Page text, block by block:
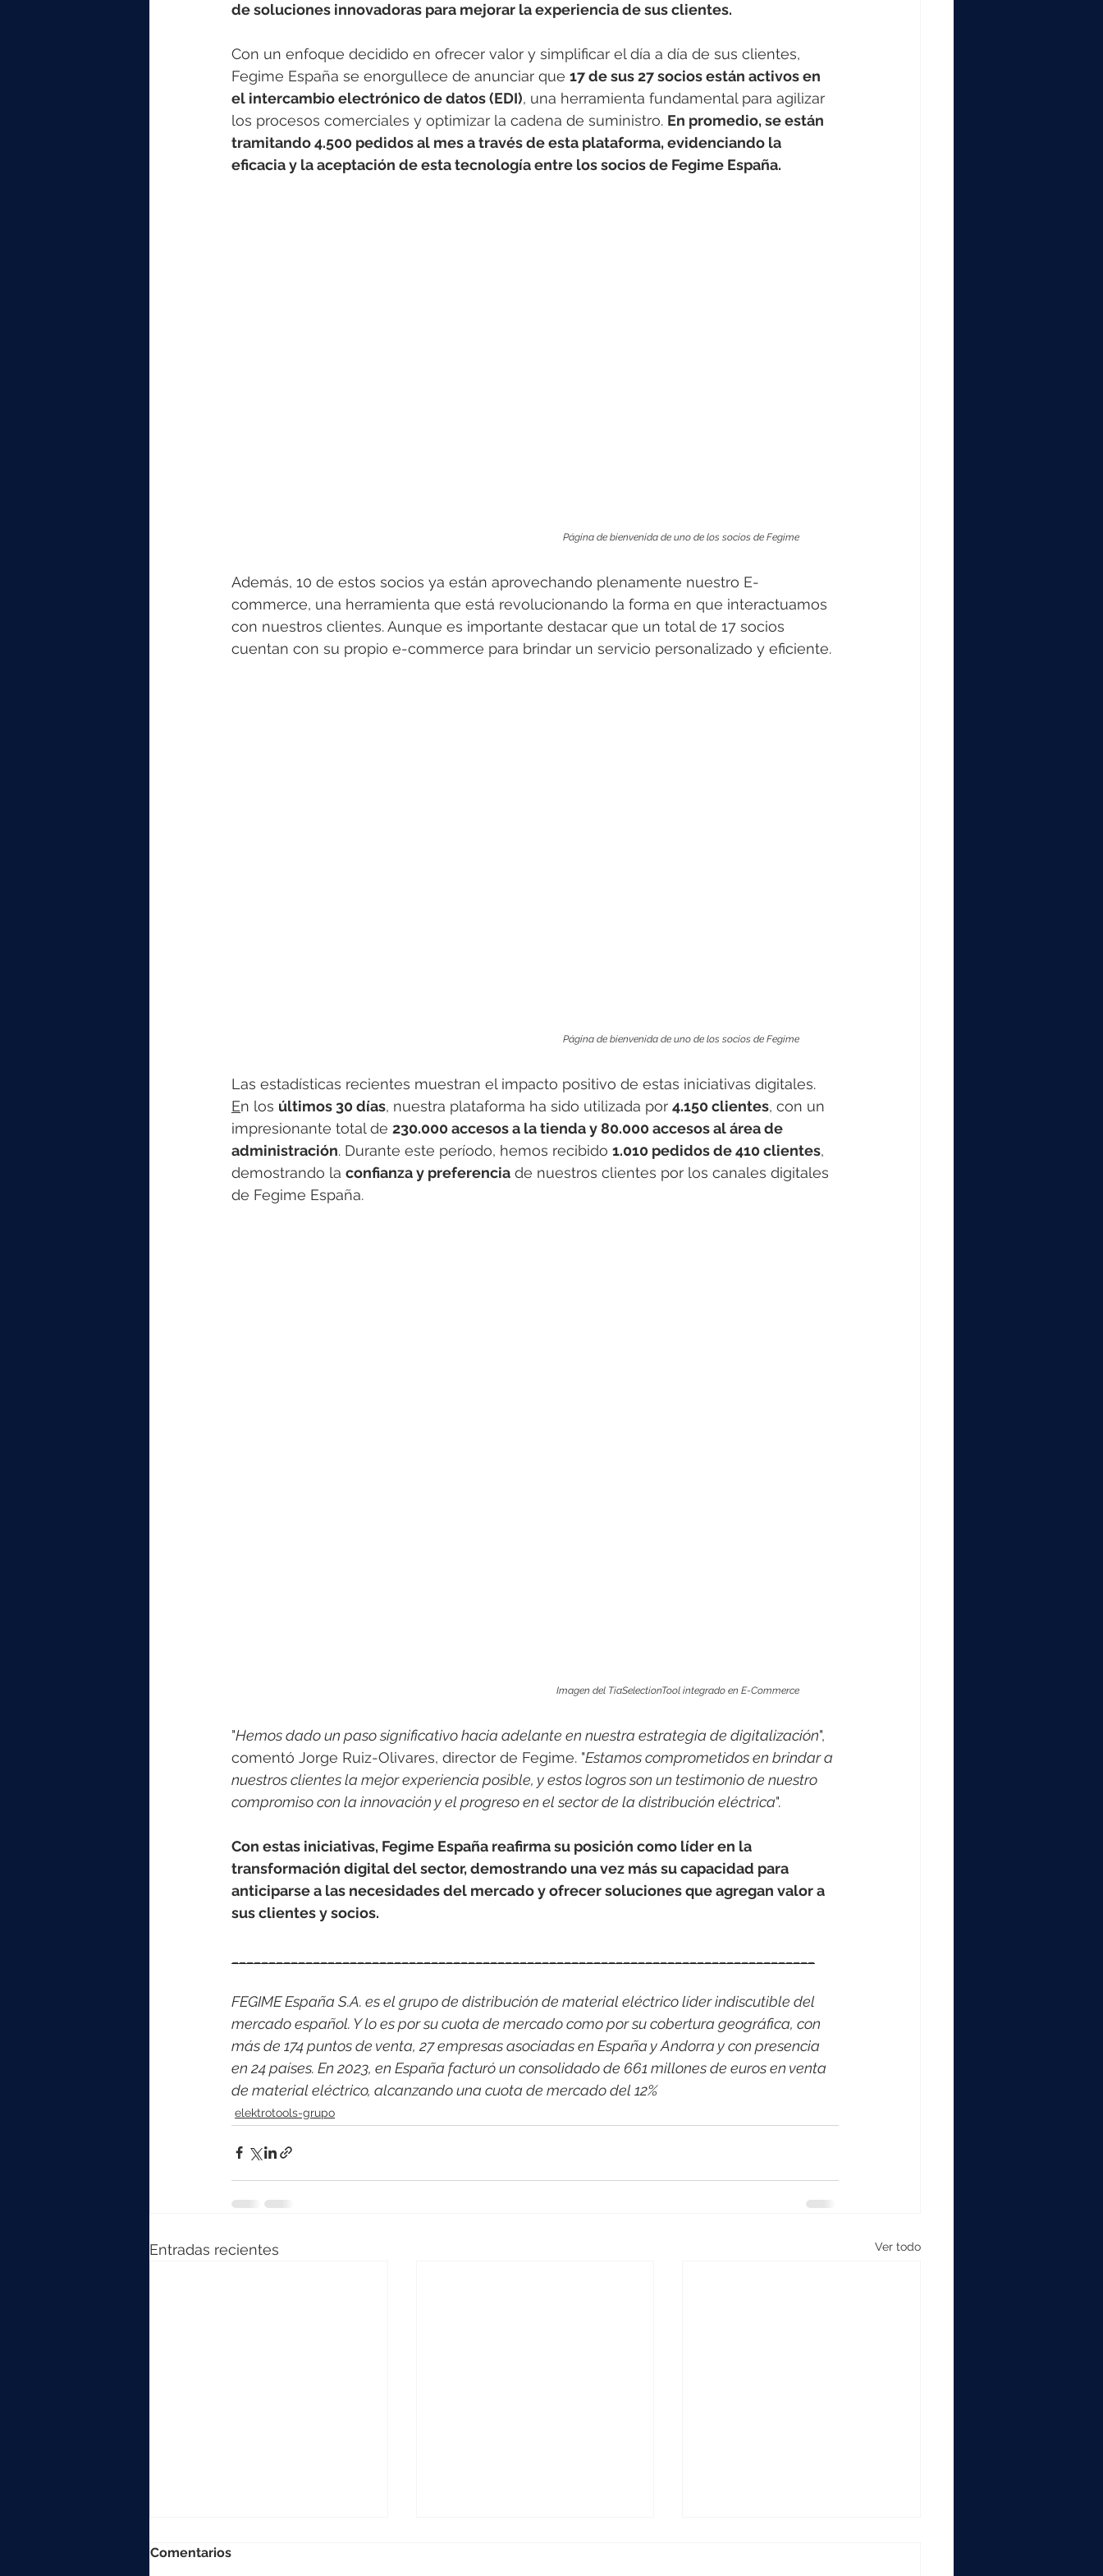
elektrotools-P065000 elektrotools-P040000 elektrotools-P059000 elektrotools-P002000
elektrotools-P045000 elektrotools-P052000 elektrotools-P01961 elektrotools-P064000
de soluciones innovadoras para mejorar la experiencia de sus clientes.
Con un enfoque decidido en ofrecer valor y simplificar el día a día de sus clientes,
Fegime España se enorgullece de anunciar que 17 de sus 27 socios están activos en
el intercambio electrónico de datos (EDI), una herramienta fundamental para agilizar
los procesos comerciales y optimizar la cadena de suministro. En promedio, se están
tramitando 4.500 pedidos al mes a través de esta plataforma, evidenciando la
eficacia y la aceptación de esta tecnología entre los socios de Fegime España.
Página de bienvenida de uno de los socios de Fegime
Además, 10 de estos socios ya están aprovechando plenamente nuestro E-
commerce, una herramienta que está revolucionando la forma en que interactuamos
con nuestros clientes. Aunque es importante destacar que un total de 17 socios
cuentan con su propio e-commerce para brindar un servicio personalizado y eficiente.
Página de bienvenida de uno de los socios de Fegime
Las estadísticas recientes muestran el impacto positivo de estas iniciativas digitales.
En los últimos 30 días, nuestra plataforma ha sido utilizada por 4.150 clientes, con un
impresionante total de 230.000 accesos a la tienda y 80.000 accesos al área de
administración. Durante este período, hemos recibido 1.010 pedidos de 410 clientes,
demostrando la confianza y preferencia de nuestros clientes por los canales digitales
de Fegime España.
Imagen del TiaSelectionTool integrado en E-Commerce
"Hemos dado un paso significativo hacia adelante en nuestra estrategia de digitalización",
comentó Jorge Ruiz-Olivares, director de Fegime. "Estamos comprometidos en brindar a
nuestros clientes la mejor experiencia posible, y estos logros son un testimonio de nuestro
compromiso con la innovación y el progreso en el sector de la distribución eléctrica".
Con estas iniciativas, Fegime España reafirma su posición como líder en la
transformación digital del sector, demostrando una vez más su capacidad para
anticiparse a las necesidades del mercado y ofrecer soluciones que agregan valor a
sus clientes y socios.
FEGIME España S.A. es el grupo de distribución de material eléctrico líder indiscutible del
mercado español. Y lo es por su cuota de mercado como por su cobertura geográfica, con
más de 174 puntos de venta, 27 empresas asociadas en España y Andorra y con presencia
en 24 países. En 2023, en España facturó un consolidado de 661 millones de euros en venta
de material eléctrico, alcanzando una cuota de mercado del 12%
elektrotools-grupo
Entradas recientes Ver todo
Comentarios